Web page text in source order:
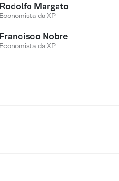
Rodolfo Margato
Economista da XP
Francisco Nobre
Economista da XP